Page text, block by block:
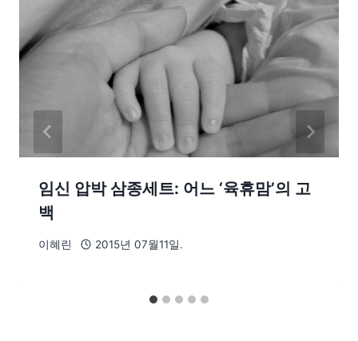
임신 압박 삼종세트: 어느 ‘육휴맘’의 고
백
이혜린 2015년 07월11일.